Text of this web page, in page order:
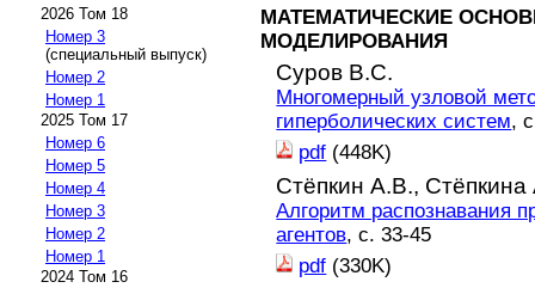
2026 Том 18
Номер 3
(специальный выпуск)
Номер 2
Номер 1
2025 Том 17
Номер 6
Номер 5
Номер 4
Номер 3
Номер 2
Номер 1
2024 Том 16
МАТЕМАТИЧЕСКИЕ
МОДЕЛИРОВАНИЯ
Суров В.С.
Многомерный узловой
гиперболических систем,
pdf (448K)
Стёпкин А.В.,
Алгоритм распознавания
агентов, с. 33-45
pdf (330K)